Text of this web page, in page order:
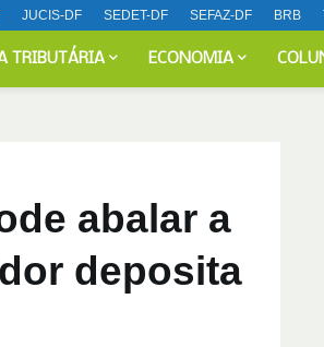
JUCIS-DF SEDET-DF SEFAZ-DF BRB
TRIBUTÁRIA ECONOMIA
abalar a
deposita